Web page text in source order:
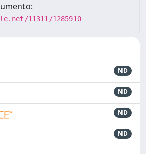
11311/1285910
ND
ND
ND
ND